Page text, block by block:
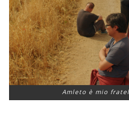
Amleto è mio